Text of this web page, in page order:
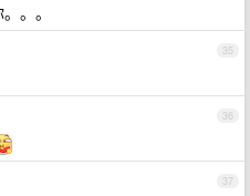
。。
35
36
37